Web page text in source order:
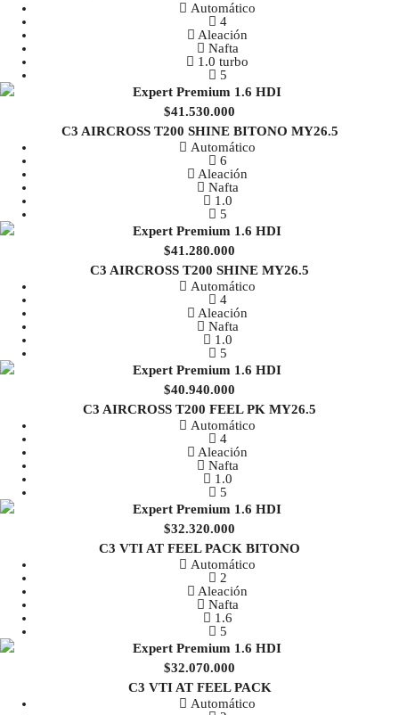
Automático
4
Aleación
Nafta
1.0 turbo
5
$41.530.000
C3 AIRCROSS T200 SHINE BITONO MY26.5
Automático
6
Aleación
Nafta
1.0
5
$41.280.000
C3 AIRCROSS T200 SHINE MY26.5
Automático
4
Aleación
Nafta
1.0
5
$40.940.000
C3 AIRCROSS T200 FEEL PK MY26.5
Automático
4
Aleación
Nafta
1.0
5
$32.320.000
C3 VTI AT FEEL PACK BITONO
Automático
2
Aleación
Nafta
1.6
5
$32.070.000
C3 VTI AT FEEL PACK
Automático